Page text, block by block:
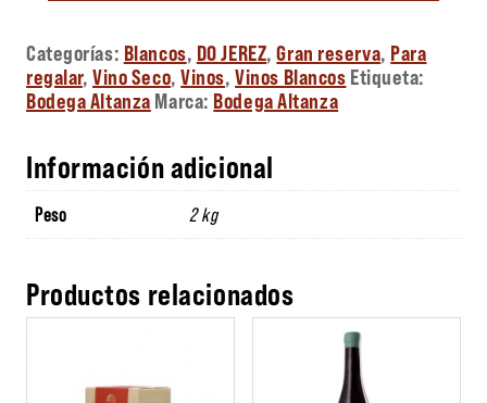
Categorías: Blancos, DO JEREZ,Gran reserva, Para
regalar,Vino Seco,Vinos,Vinos Blancos Etiqueta:
Bodega Altanza Marca: Bodega Altanza
Información adicional
Peso 2 kg
Productos relacionados